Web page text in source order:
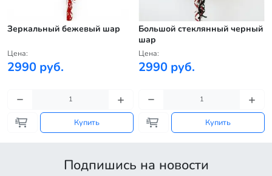
Зеркальный бежевый шар
Цена:
2990 руб.
Купить
Большой стеклянный черный
шар
Цена:
2990 руб.
Купить
Подпишись на новости